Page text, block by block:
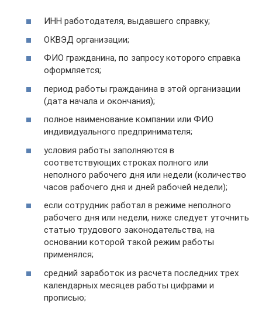
ИНН работодателя, выдавшего справку;
ОКВЭД организации;
ФИО гражданина, по запросу которого справка
оформляется;
период работы гражданина в этой организации
(дата начала и окончания);
полное наименование компании или ФИО
индивидуального предпринимателя;
условия работы заполняются в
соответствующих строках полного или
неполного рабочего дня или недели (количество
часов рабочего дня и дней рабочей недели);
если сотрудник работал в режиме неполного
рабочего дня или недели, ниже следует уточнить
статью трудового законодательства, на
основании которой такой режим работы
применялся;
средний заработок из расчета последних трех
календарных месяцев работы цифрами и
прописью;